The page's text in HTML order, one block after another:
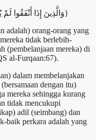
{وَالَّذِينَ إِذَا أَنْفَقُوا لَمْ يُسْرِفُوا وَلَمْ يَقْتُرُوا وَكَانَ بَيْنَ ذَلِكَ قَوَامًا}
adalah) orang-orang yang
tidak berlebih-
(pembelanjaan mereka) di
al-Furqaan:67).
dalam membelanjakan
dengan itu)
mereka sehingga kurang
tidak mencukupi
adil (seimbang) dan
baik perkara adalah yang